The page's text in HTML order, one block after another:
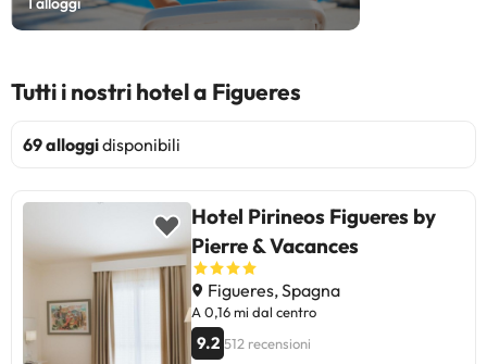
Tutti i nostri hotel a Figueres
69 alloggidisponibili
Hotel Pirineos Figueres by
Pierre & Vacances
Figueres, Spagna
A 0,16 mi dal centro
9.2 512 recensioni